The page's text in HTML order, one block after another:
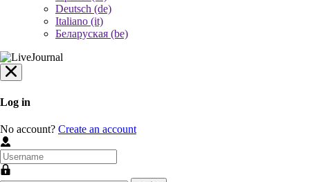
Deutsch (de)
Italiano (it)
Беларуская (be)
Log in
No account? Create an account